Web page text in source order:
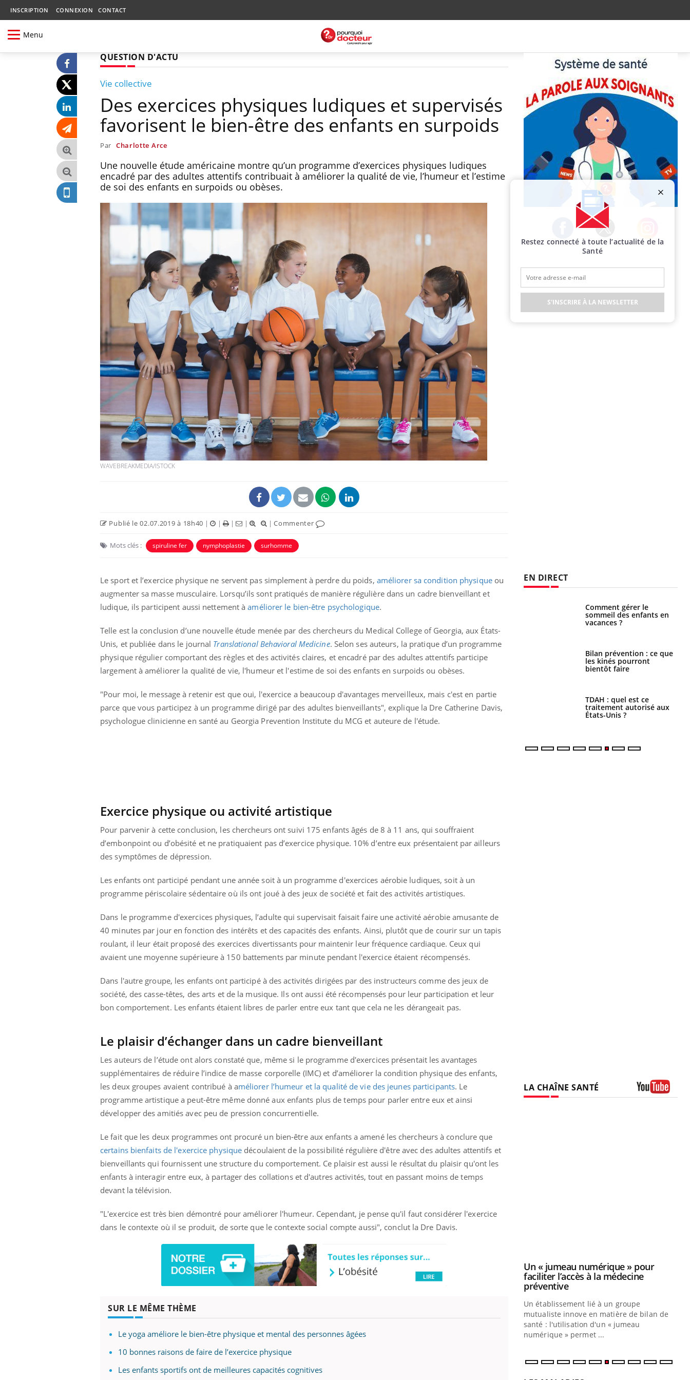
INSCRIPTION CONNEXION CONTACT
Menu
QUESTION D'ACTU
Vie collective
Des exercices physiques ludiques et supervisés
favorisent le bien-être des enfants en surpoids
Par Charlotte Arce
Une nouvelle étude américaine montre qu’un programme d’exercices physiques ludiques
encadré par des adultes attentifs contribuait à améliorer la qualité de vie, l’humeur et l’estime
de soi des enfants en surpoids ou obèses.
WAVEBREAKMEDIA/ISTOCK
Publié le 02.07.2019 à 18h40 | | | | |Commenter
Mots clés : spiruline fer nymphoplastie surhomme
Le sport et l’exercice physique ne servent pas simplement à perdre du poids, améliorer sa condition physiqueou
augmenter sa masse musculaire. Lorsqu’ils sont pratiqués de manière régulière dans un cadre bienveillant et
ludique, ils participent aussi nettement àaméliorer le bien-être psychologique.
Telle est la conclusion d’une nouvelle étude menée par des chercheurs du Medical College of Georgia, aux États-
Unis, et publiée dans le journal Translational Behavioral Medicine. Selon ses auteurs, la pratique d’un programme
physique régulier comportant des règles et des activités claires, et encadré par des adultes attentifs participe
largement à améliorer la qualité de vie, l'humeur et l'estime de soi des enfants en surpoids ou obèses.
"Pour moi, le message à retenir est que oui, l'exercice a beaucoup d'avantages merveilleux, mais c'est en partie
parce que vous participez à un programme dirigé par des adultes bienveillants", explique la Dre Catherine Davis,
psychologue clinicienne en santé au Georgia Prevention Institute du MCG et auteure de l'étude.
Exercice physique ou activité artistique
Pour parvenir à cette conclusion, les chercheurs ont suivi 175 enfants âgés de 8 à 11 ans, qui souffraient
d’embonpoint ou d’obésité et ne pratiquaient pas d’exercice physique. 10% d’entre eux présentaient par ailleurs
des symptômes de dépression.
Les enfants ont participé pendant une année soit à un programme d'exercices aérobie ludiques, soit à un
programme périscolaire sédentaire où ils ont joué à des jeux de société et fait des activités artistiques.
Dans le programme d'exercices physiques, l’adulte qui supervisait faisait faire une activité aérobie amusante de
40 minutes par jour en fonction des intérêts et des capacités des enfants. Ainsi, plutôt que de courir sur un tapis
roulant, il leur était proposé des exercices divertissants pour maintenir leur fréquence cardiaque. Ceux qui
avaient une moyenne supérieure à 150 battements par minute pendant l'exercice étaient récompensés.
Dans l'autre groupe, les enfants ont participé à des activités dirigées par des instructeurs comme des jeux de
société, des casse-têtes, des arts et de la musique. Ils ont aussi été récompensés pour leur participation et leur
bon comportement. Les enfants étaient libres de parler entre eux tant que cela ne les dérangeait pas.
Le plaisir d’échanger dans un cadre bienveillant
Les auteurs de l’étude ont alors constaté que, même si le programme d'exercices présentait les avantages
supplémentaires de réduire l’indice de masse corporelle (IMC) et d’améliorer la condition physique des enfants,
les deux groupes avaient contribué à améliorer l’humeur et la qualité de vie des jeunes participants. Le
programme artistique a peut-être même donné aux enfants plus de temps pour parler entre eux et ainsi
développer des amitiés avec peu de pression concurrentielle.
Le fait que les deux programmes ont procuré un bien-être aux enfants a amené les chercheurs à conclure que
certains bienfaits de l'exercice physique découlaient de la possibilité régulière d'être avec des adultes attentifs et
bienveillants qui fournissent une structure du comportement. Ce plaisir est aussi le résultat du plaisir qu'ont les
enfants à interagir entre eux, à partager des collations et d'autres activités, tout en passant moins de temps
devant la télévision.
"L'exercice est très bien démontré pour améliorer l'humeur. Cependant, je pense qu'il faut considérer l'exercice
dans le contexte où il se produit, de sorte que le contexte social compte aussi", conclut la Dre Davis.
SUR LE MÊME THÈME
Le yoga améliore le bien-être physique et mental des personnes âgées
10 bonnes raisons de faire de l’exercice physique
Les enfants sportifs ont de meilleures capacités cognitives
Facebook Twitter Instagram
EN DIRECT
Fortes chaleurs :
pourquoi le risque de
Le Viagra pourrait-il
freiner la propagation du
cancer ?
Pourquoi manger moins
de protéines pourrait
finalement être bénéfique
Grossesse et chaleur : ce
que dit la science
Le smartphone nuit-il à
l'apprentissage de la
lecture ?
Mordue par une tique en
vacances, elle reste dans
le coma pendant 42 jours
réflexe essentiel
Légionellose en Suisse :
quelle est l’origine de la
contamination ?
Allergies alimentaires :
une nouvelle arme contre
les réactions sévères
Comment gérer le
sommeil des enfants en
vacances ?
Bilan prévention : ce que
les kinés pourront
bientôt faire
TDAH : quel est ce
traitement autorisé aux
États-Unis ?
LA CHAÎNE SANTÉ
osait en parler??Youtube
En 2026, l'insuline dans le diabète de type 2
patients comme parfois chez les soignants.
préparer pour l’été ! Youtube
L'été arrive… et avec lui, un tout nouveau
soleil, activités en plein air… Nos mains
sont ...
Le Ramadan approche, et, pour de
nombreuses personnes atteintes de
numérique » permet ...
Restez connecté à toute l’actualité de la
Santé
S'INSCRIRE À LA NEWSLETTER